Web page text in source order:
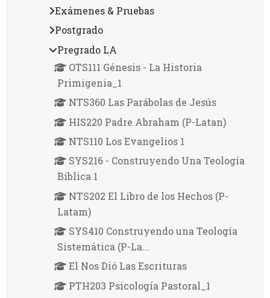
Exámenes & Pruebas
Postgrado
Pregrado LA
OTS111 Génesis - La Historia
Primigenia_1
NTS360 Las Parábolas de Jesús
HIS220 Padre Abraham (P-Latan)
NTS110 Los Evangelios 1
SYS216 - Construyendo Una Teología
Bíblica 1
NTS202 El Libro de los Hechos (P-
Latam)
SYS410 Construyendo una Teología
Sistemática (P-La...
El Nos Dió Las Escrituras
PTH203 Psicología Pastoral_1